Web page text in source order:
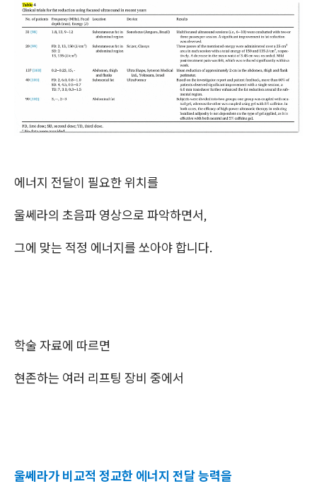
에너지 전달이 필요한 위치를
울쎄라의 초음파 영상으로 파악하면서,
그에 맞는 적정 에너지를 쏘아야 합니다.
학술 자료에 따르면
현존하는 여러 리프팅 장비 중에서
울쎄라가 비교적 정교한 에너지 전달 능력을